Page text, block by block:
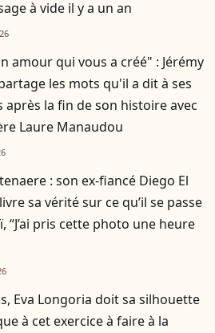
à vide il y a un an
amour qui vous a créé" : Jérémy
les mots qu'il a dit à ses
après la fin de son histoire avec
Laure Manaudou
: son ex-fiancé Diego El
sa vérité sur ce qu’il se passe
“J’ai pris cette photo une heure
Eva Longoria doit sa silhouette
à cet exercice à faire à la